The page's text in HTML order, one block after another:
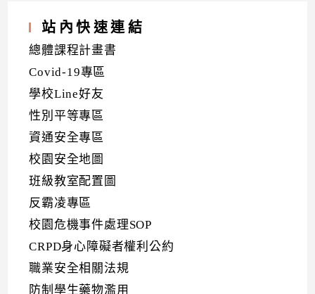
站內快速連結
總體課程計畫書
Covid-19專區
學校Line好友
性別平等專區
資通安全專區
校園安全地圖
班級教室配置圖
反霸凌專區
校園危機事件處理SOP
CRPD身心障礙者權利公約
職業安全相關法規
防制學生藥物濫用